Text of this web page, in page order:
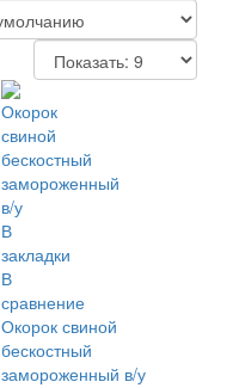
В
закладки
В
сравнение
Окорок свиной
бескостный
замороженный в/у